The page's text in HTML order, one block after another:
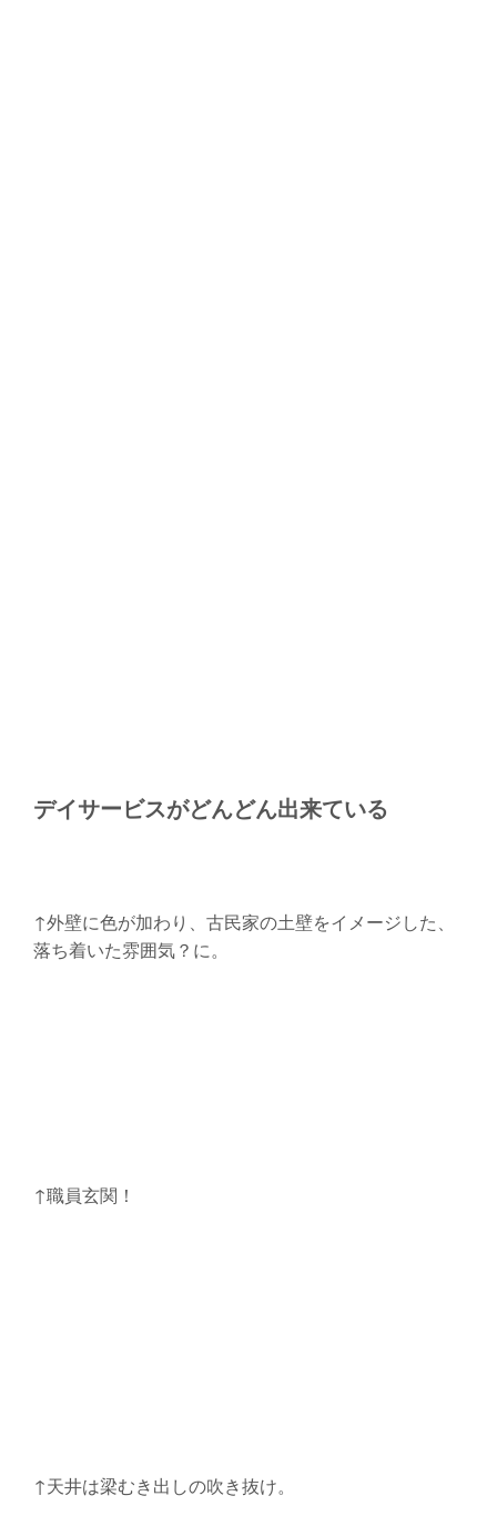
デイサービスがどんどん出来ている
↑外壁に色が加わり、古民家の土壁をイメージした、
落ち着いた雰囲気？に。
↑職員玄関！
↑天井は梁むき出しの吹き抜け。